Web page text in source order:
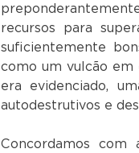
recursos para
suficientemente
como um vulcão em
era evidenciado,
autodestrutivos e
Concordamos